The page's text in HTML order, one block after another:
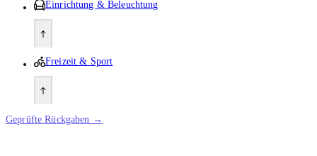
Einrichtung & Beleuchtung
Freizeit & Sport
Geprüfte Rückgaben →